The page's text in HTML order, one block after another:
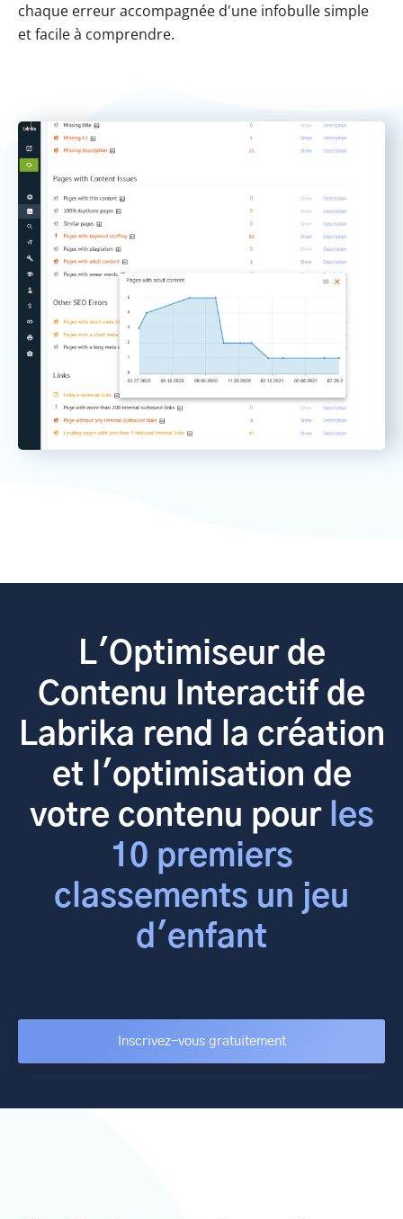
chaque erreur accompagnée d'une infobulle simple
et facile à comprendre.
L'Optimiseur de
Contenu Interactif de
Labrika rend la création
et l'optimisation de
votre contenu pour les
10 premiers
classements un jeu
d'enfant
Inscrivez-vous gratuitement